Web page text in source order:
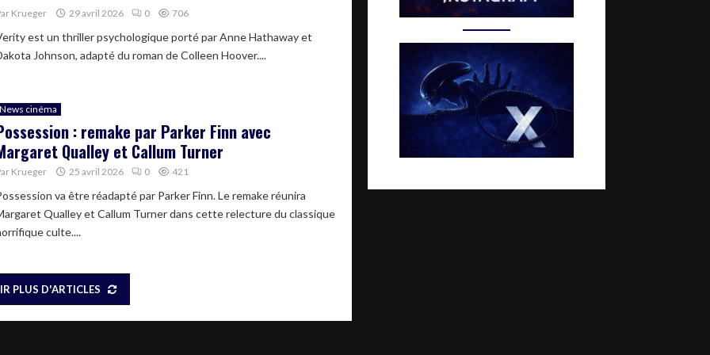
Krueger 29 avril 2026 0 706
est un thriller psychologique porté par Anne Hathaway et
Johnson, adapté du roman de Colleen Hoover....
News cinéma
: remake par Parker Finn avec
Qualley et Callum Turner
Krueger 25 avril 2026 0 421
va être réadapté par Parker Finn. Le remake réunira
Qualley et Callum Turner dans cette relecture du classique
culte....
PLUS D'ARTICLES